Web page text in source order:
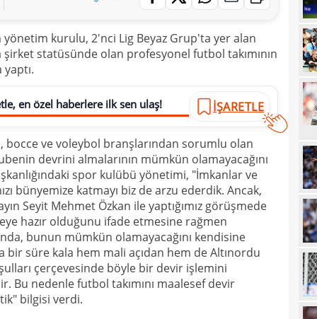
kurulu, 2'nci Lig Beyaz Grup'ta yer alan
şirket statüsünde olan profesyonel futbol takımının
en özel haberlere ilk sen ulaş! İŞARETLE
ve voleybol branşlarından sorumlu olan
devrini almalarının mümkün olamayacağını
spor kulübü yönetimi, "İmkanlar ve
bünyemize katmayı biz de arzu ederdik. Ancak,
Seyit Mehmet Özkan ile yaptığımız görüşmede
hazır olduğunu ifade etmesine rağmen
bunun mümkün olamayacağını kendisine
bir süre kala hem mali açıdan hem de Altınordu
çerçevesinde böyle bir devir işlemini
Bu nedenle futbol takımını maalesef devir
bilgisi verdi.